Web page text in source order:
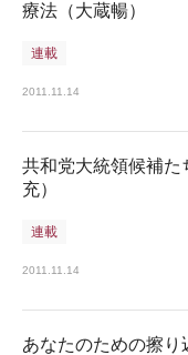
療法（大蔵暢）
連載
2011.11.14
共和党大統領候補た
充）
連載
2011.11.14
あなたのための擦